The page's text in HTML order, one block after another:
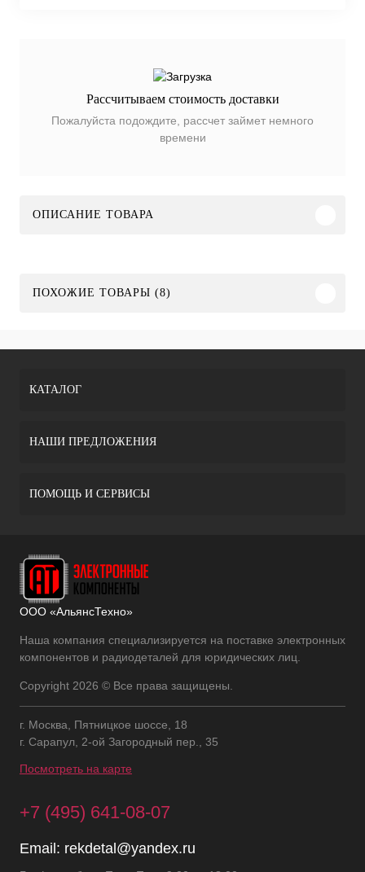
Рассчитываем стоимость доставки
Пожалуйста подождите, рассчет займет немного
времени
ОПИСАНИЕ ТОВАРА
ПОХОЖИЕ ТОВАРЫ (8)
КАТАЛОГ
НАШИ ПРЕДЛОЖЕНИЯ
ПОМОЩЬ И СЕРВИСЫ
ООО «АльянсТехно»
Наша компания специализируется на поставке электронных
компонентов и радиодеталей для юридических лиц.
Copyright 2026 © Все права защищены.
г. Москва, Пятницкое шоссе, 18
г. Сарапул, 2-ой Загородный пер., 35
Посмотреть на карте
+7 (495) 641-08-07
Email: rekdetal@yandex.ru